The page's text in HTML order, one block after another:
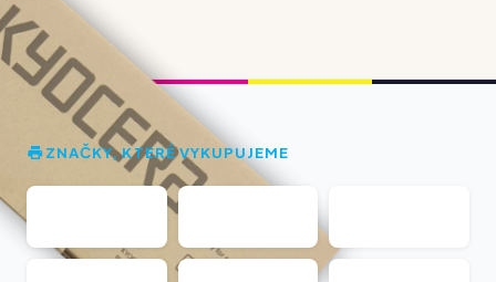
ZNAČKY, KTERÉ VYKUPUJEME